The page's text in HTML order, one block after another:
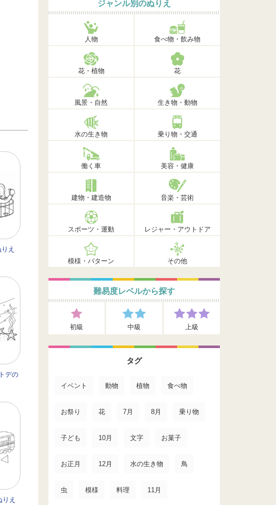
え
デの
え
ジャンル別のぬりえ
人物 食べ物・飲み物
花・植物 花
風景・自然 生き物・動物
水の生き物 乗り物・交通
働く車 美容・健康
建物・建造物 音楽・芸術
スポーツ・運動 レジャー・アウトドア
模様・パターン その他
難易度レベルから探す
初級 中級 上級
タグ
イベント 動物 植物 食べ物
お祭り 花 7月 8月 乗り物
子ども 10月 文字 お菓子
お正月 12月 水の生き物 鳥
虫 模様 料理 11月